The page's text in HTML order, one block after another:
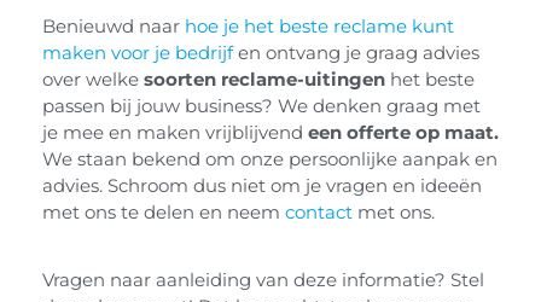
Benieuwd naar hoe je het beste reclame kunt
maken voor je bedrijfen ontvang je graag advies
over welke soorten reclame-uitingen het beste
passen bij jouw business? We denken graag met
je mee en maken vrijblijvend een offerte op maat.
We staan bekend om onze persoonlijke aanpak en
advies. Schroom dus niet om je vragen en ideeën
met ons te delen en neem contact met ons.
Vragen naar aanleiding van deze informatie? Stel